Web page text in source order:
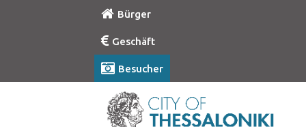
Bürger
Geschäft
Besucher